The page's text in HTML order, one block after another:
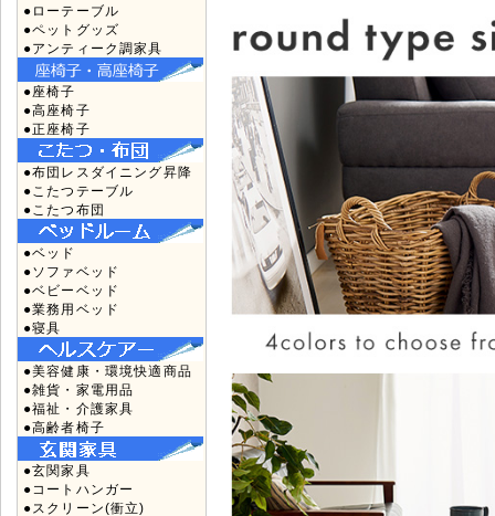
●ローテーブル
●ペットグッズ
●アンティーク調家具
●座椅子
●高座椅子
●正座椅子
●布団レスダイニング昇降
●こたつテーブル
●こたつ布団
●ベッド
●ソファベッド
●ベビーベッド
●業務用ベッド
●寝具
●美容健康・環境快適商品
●雑貨・家電用品
●福祉・介護家具
●高齢者椅子
●玄関家具
●コートハンガー
●スクリーン(衝立)